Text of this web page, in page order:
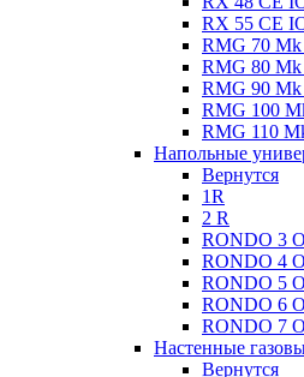
RX 55 CE
RMG 70
RMG 80
RMG 90
RMG 100
RMG 110
Напольные
Вернутся
1R
2 R
RONDO 3
RONDO 4
RONDO 5
RONDO 6
RONDO 7
Настенные
Вернутся